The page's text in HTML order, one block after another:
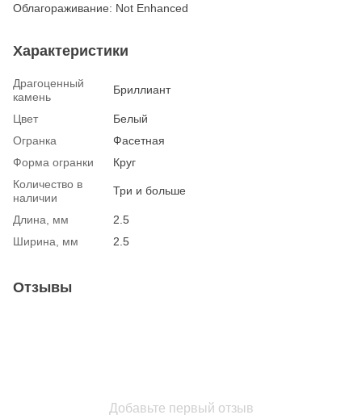
Облагораживание: Not Enhanced
Характеристики
Драгоценный
камень
Бриллиант
Цвет
Белый
Огранка
Фасетная
Форма огранки
Круг
Количество в
наличии
Три и больше
Длина, мм
2.5
Ширина, мм
2.5
Отзывы
Добавьте первый отзыв